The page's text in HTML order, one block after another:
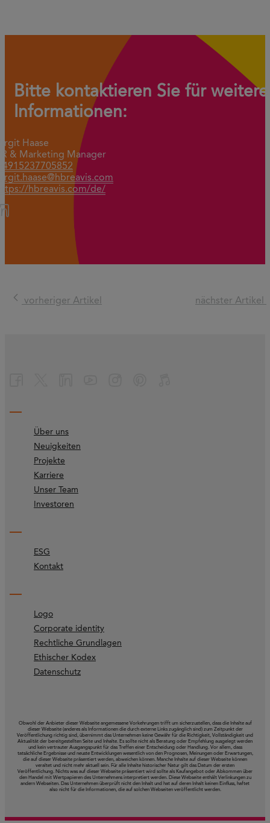
Bitte kontaktieren Sie für weitere
Informationen:
Haase
& Marketing Manager
hbreavis.com/de/
vorheriger Artikel nächster Artikel
Über uns
Neuigkeiten
Projekte
Karriere
Unser Team
Investoren
ESG
Kontakt
Logo
Corporate identity
Rechtliche Grundlagen
Ethischer Kodex
Datenschutz
Obwohl der Anbieter dieser Webseite angemessene Vorkehrungen trifft um sicherzustellen, dass die Inhalte auf
dieser Webseite (anderes als Informationen die durch externe Links zugänglich sind) zum Zeitpunkt der
Veröffentlichung richtig sind, übernimmt das Unternehmen keine Gewähr für die Richtigkeit, Vollständigkeit und
Aktualität der bereitgestellten Seite und Inhalte. Es sollte nicht als Beratung oder Empfehlung ausgelegt werden
und kein vertrauter Ausgangspunkt für das Treffen einer Entscheidung oder Handlung. Vor allem, dass
tatsächliche Ergebnisse und neuste Entwicklungen wesentlich von den Prognosen, Meinungen oder Erwartungen,
die auf dieser Webseite präsentiert werden, abweichen können. Manche Inhalte auf dieser Webseite können
veraltet und nicht mehr aktuell sein. Für alle Inhalte historischer Natur gilt das Datum der ersten
Veröffentlichung. Nichts was auf dieser Webseite präsentiert wird sollte als Kaufangebot oder Abkommen über
den Handel mit Wertpapieren des Unternehmens interpretiert werden. Diese Webseite enthält Verlinkungen zu
andern Webseiten. Das Unternehmen überprüft nicht den Inhalt und hat auf deren Inhalt keinen Einfluss, haftet
also nicht für die Informationen, die auf solchen Webseiten veröffentlicht werden.